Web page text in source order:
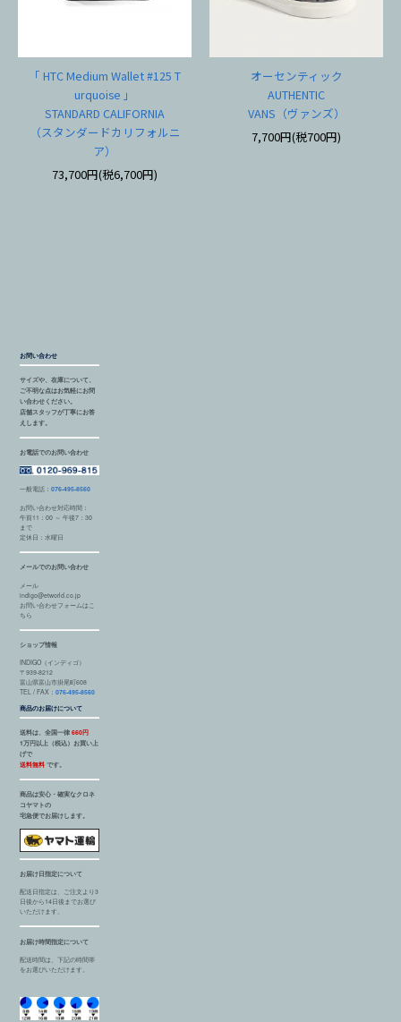
「 HTC Medium Wallet #125 T
urquoise 」
STANDARD CALIFORNIA
（スタンダードカリフォルニ
ア）
73,700円(税6,700円)
オーセンティック
AUTHENTIC
VANS（ヴァンズ）
7,700円(税700円)
お問い合わせ
サイズや、在庫について、
ご不明な点はお気軽にお問
い合わせください。
店舗スタッフが丁寧にお答
えします。
お電話でのお問い合わせ
一般電話：076-495-8560
お問い合わせ対応時間：
午前11：00 ～ 午後7：30
まで
定休日：水曜日
メールでのお問い合わせ
メール
indigo@etworld.co.jp
お問い合わせフォームはこ
ちら
ショップ情報
INDIGO（インディゴ）
〒939-8212
富山県富山市掛尾町608
TEL / FAX：076-495-8560
商品のお届けについて
送料は、全国一律660円
1万円以上（税込）お買い上
げで
送料無料 です。
商品は安心・確実なクロネ
コヤマトの
宅急便でお届けします。
お届け日指定について
配送日指定は、ご注文より3
日後から14日後までお選び
いただけます。
お届け時間指定について
配送時間は、下記の時間帯
をお選びいただけます。